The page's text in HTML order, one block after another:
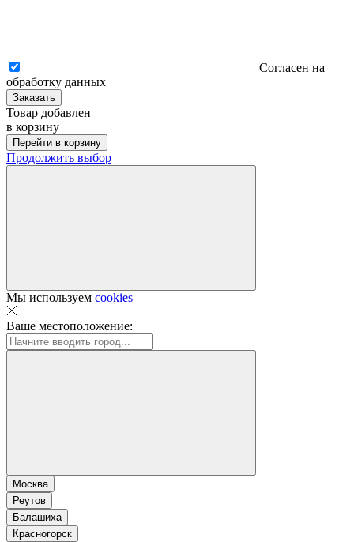
Согласен на
обработку данных
Заказать
Товар добавлен
в корзину
Перейти в корзину
Продолжить выбор
Мы используем cookies
Ваше местоположение:
Москва
Реутов
Балашиха
Красногорск